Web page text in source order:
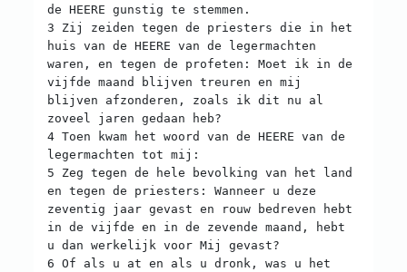
de HEERE gunstig te stemmen.
3 Zij zeiden tegen de priesters die in het
huis van de HEERE van de legermachten
waren, en tegen de profeten: Moet ik in de
vijfde maand blijven treuren en mij
blijven afzonderen, zoals ik dit nu al
zoveel jaren gedaan heb?
4 Toen kwam het woord van de HEERE van de
legermachten tot mij:
5 Zeg tegen de hele bevolking van het land
en tegen de priesters: Wanneer u deze
zeventig jaar gevast en rouw bedreven hebt
in de vijfde en in de zevende maand, hebt
u dan werkelijk voor Mij gevast?
6 Of als u at en als u dronk, was u het